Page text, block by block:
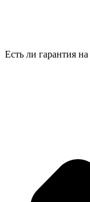
Есть ли гарантия